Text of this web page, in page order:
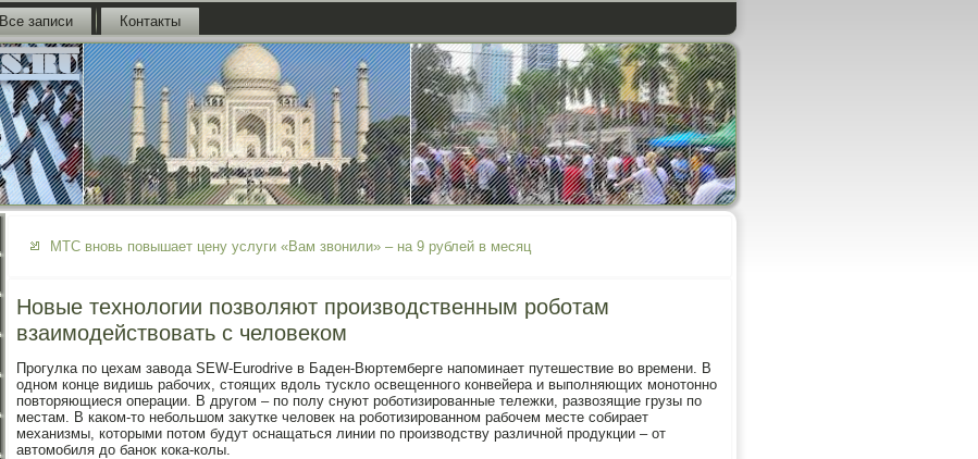
Все записи Контакты
МТС вновь повышает цену услуги «Вам звонили» – на 9 рублей в месяц
Новые технологии позволяют производственным роботам
взаимодействовать с человеком
Прогулка по цехам завода SEW-Eurodrive в Баден-Вюртемберге напоминает путешествие во времени. В
одном конце видишь рабочих, стоящих вдоль тускло освещенного конвейера и выполняющих монотонно
повторяющиеся операции. В другом – по полу снуют роботизированные тележки, развозящие грузы по
местам. В каком-то небольшом закутке человек на роботизированном рабочем месте собирает
механизмы, которыми потом будут оснащаться линии по производству различной продукции – от
автомобиля до банок кока-колы.